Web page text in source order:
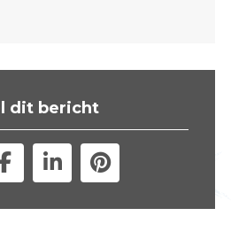
dit bericht